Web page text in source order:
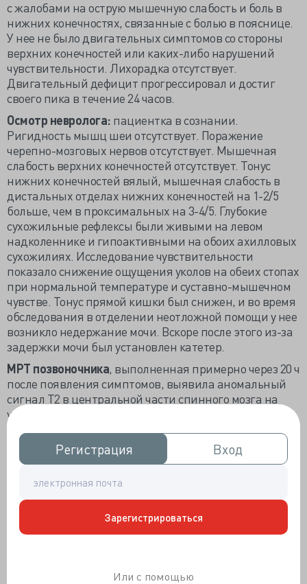
Регистрация
Регистрация Вход
Вход
Зарегистрироваться
Или с помощью
с жалобами на острую мышечную слабость и боль в
нижних конечностях, связанные с болью в пояснице.
У нее не было двигательных симптомов со стороны
верхних конечностей или каких-либо нарушений
чувствительности. Лихорадка отсутствует.
Двигательный дефицит прогрессировал и достиг
своего пика в течение 24 часов.
Осмотр невролога: пациентка в сознании.
Ригидность мышц шеи отсутствует. Поражение
черепно-мозговых нервов отсутствует. Мышечная
слабость верхних конечностей отсутствует. Тонус
нижних конечностей вялый, мышечная слабость в
дистальных отделах нижних конечностей на 1-2/5
больше, чем в проксимальных на 3-4/5. Глубокие
сухожильные рефлексы были живыми на левом
надколеннике и гипоактивными на обоих ахилловых
сухожилиях. Исследование чувствительности
показало снижение ощущения уколов на обеих стопах
при нормальной температуре и суставно-мышечном
чувстве. Тонус прямой кишки был снижен, и во время
обследования в отделении неотложной помощи у нее
возникло недержание мочи. Вскоре после этого из-за
задержки мочи был установлен катетер.
МРТ позвоночника, выполненная примерно через 20 ч
после появления симптомов, выявила аномальный
сигнал T2 в центральной части спинного мозга на
уровнях T12 и L1 позвонков. Поражение было
двусторонним, симметричным и вовлекало
преимущественно серое вещество по типу «совиных
глаз». Ограничение диффузии в спинном мозге было